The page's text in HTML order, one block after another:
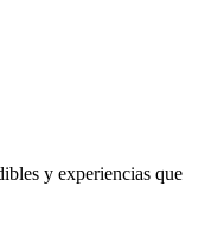
y experiencias que